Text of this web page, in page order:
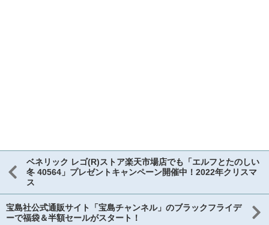
ベネリック レゴ(R)ストア楽天市場店でも「エルフとたのしい
冬 40564」プレゼントキャンペーン開催中！2022年クリスマ
ス
宝島社公式通販サイト「宝島チャンネル」のブラックフライデ
ーで福袋＆半額セールがスタート！